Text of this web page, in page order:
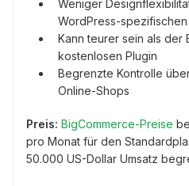
Weniger
WordPress-spezifischen
Kann teurer sein als der
kostenlosen Plugin
Begrenzte Kontrolle
Online-Shops
Preis: BigCommerce-Preise
pro Monat für den
50.000 US-Dollar Umsatz